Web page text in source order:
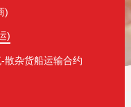
)
)
散杂货船运输合约